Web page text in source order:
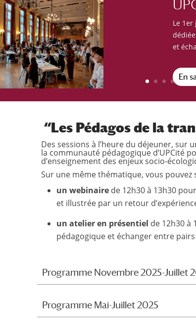
Le
et
En
“Les Pédagos de la
Des sessions à l’heure du déjeuner, sur
la communauté pédagogique d’UPCité
d’enseignement des enjeux socio-
Sur une même thématique, vous pouvez
un webinaire de 12h30 à 13h30
et illustrée par un retour
un atelier en présentiel de 12h30 à
pédagogique et échanger entre pairs
Programme Novembre 2025-Juillet
Programme Mai-Juillet 2025